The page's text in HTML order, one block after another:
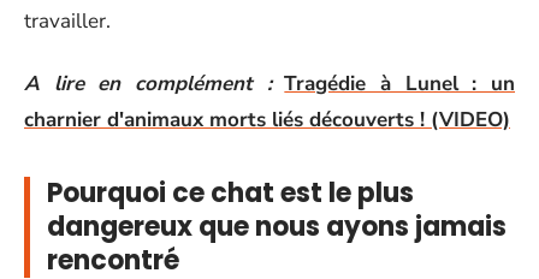
travailler.
A lire en complément : Tragédie à Lunel : un
charnier d'animaux morts liés découverts ! (VIDEO)
Pourquoi ce chat est le plus
dangereux que nous ayons jamais
rencontré